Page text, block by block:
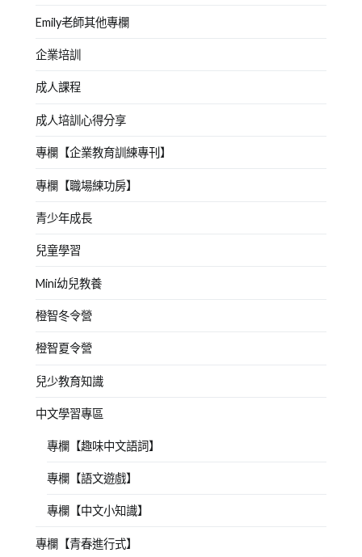
Emily老師其他專欄
企業培訓
成人課程
成人培訓心得分享
專欄【企業教育訓練專刊】
專欄【職場練功房】
青少年成長
兒童學習
Mini幼兒教養
橙智冬令營
橙智夏令營
兒少教育知識
中文學習專區
專欄【趣味中文語詞】
專欄【語文遊戲】
專欄【中文小知識】
專欄【青春進行式】